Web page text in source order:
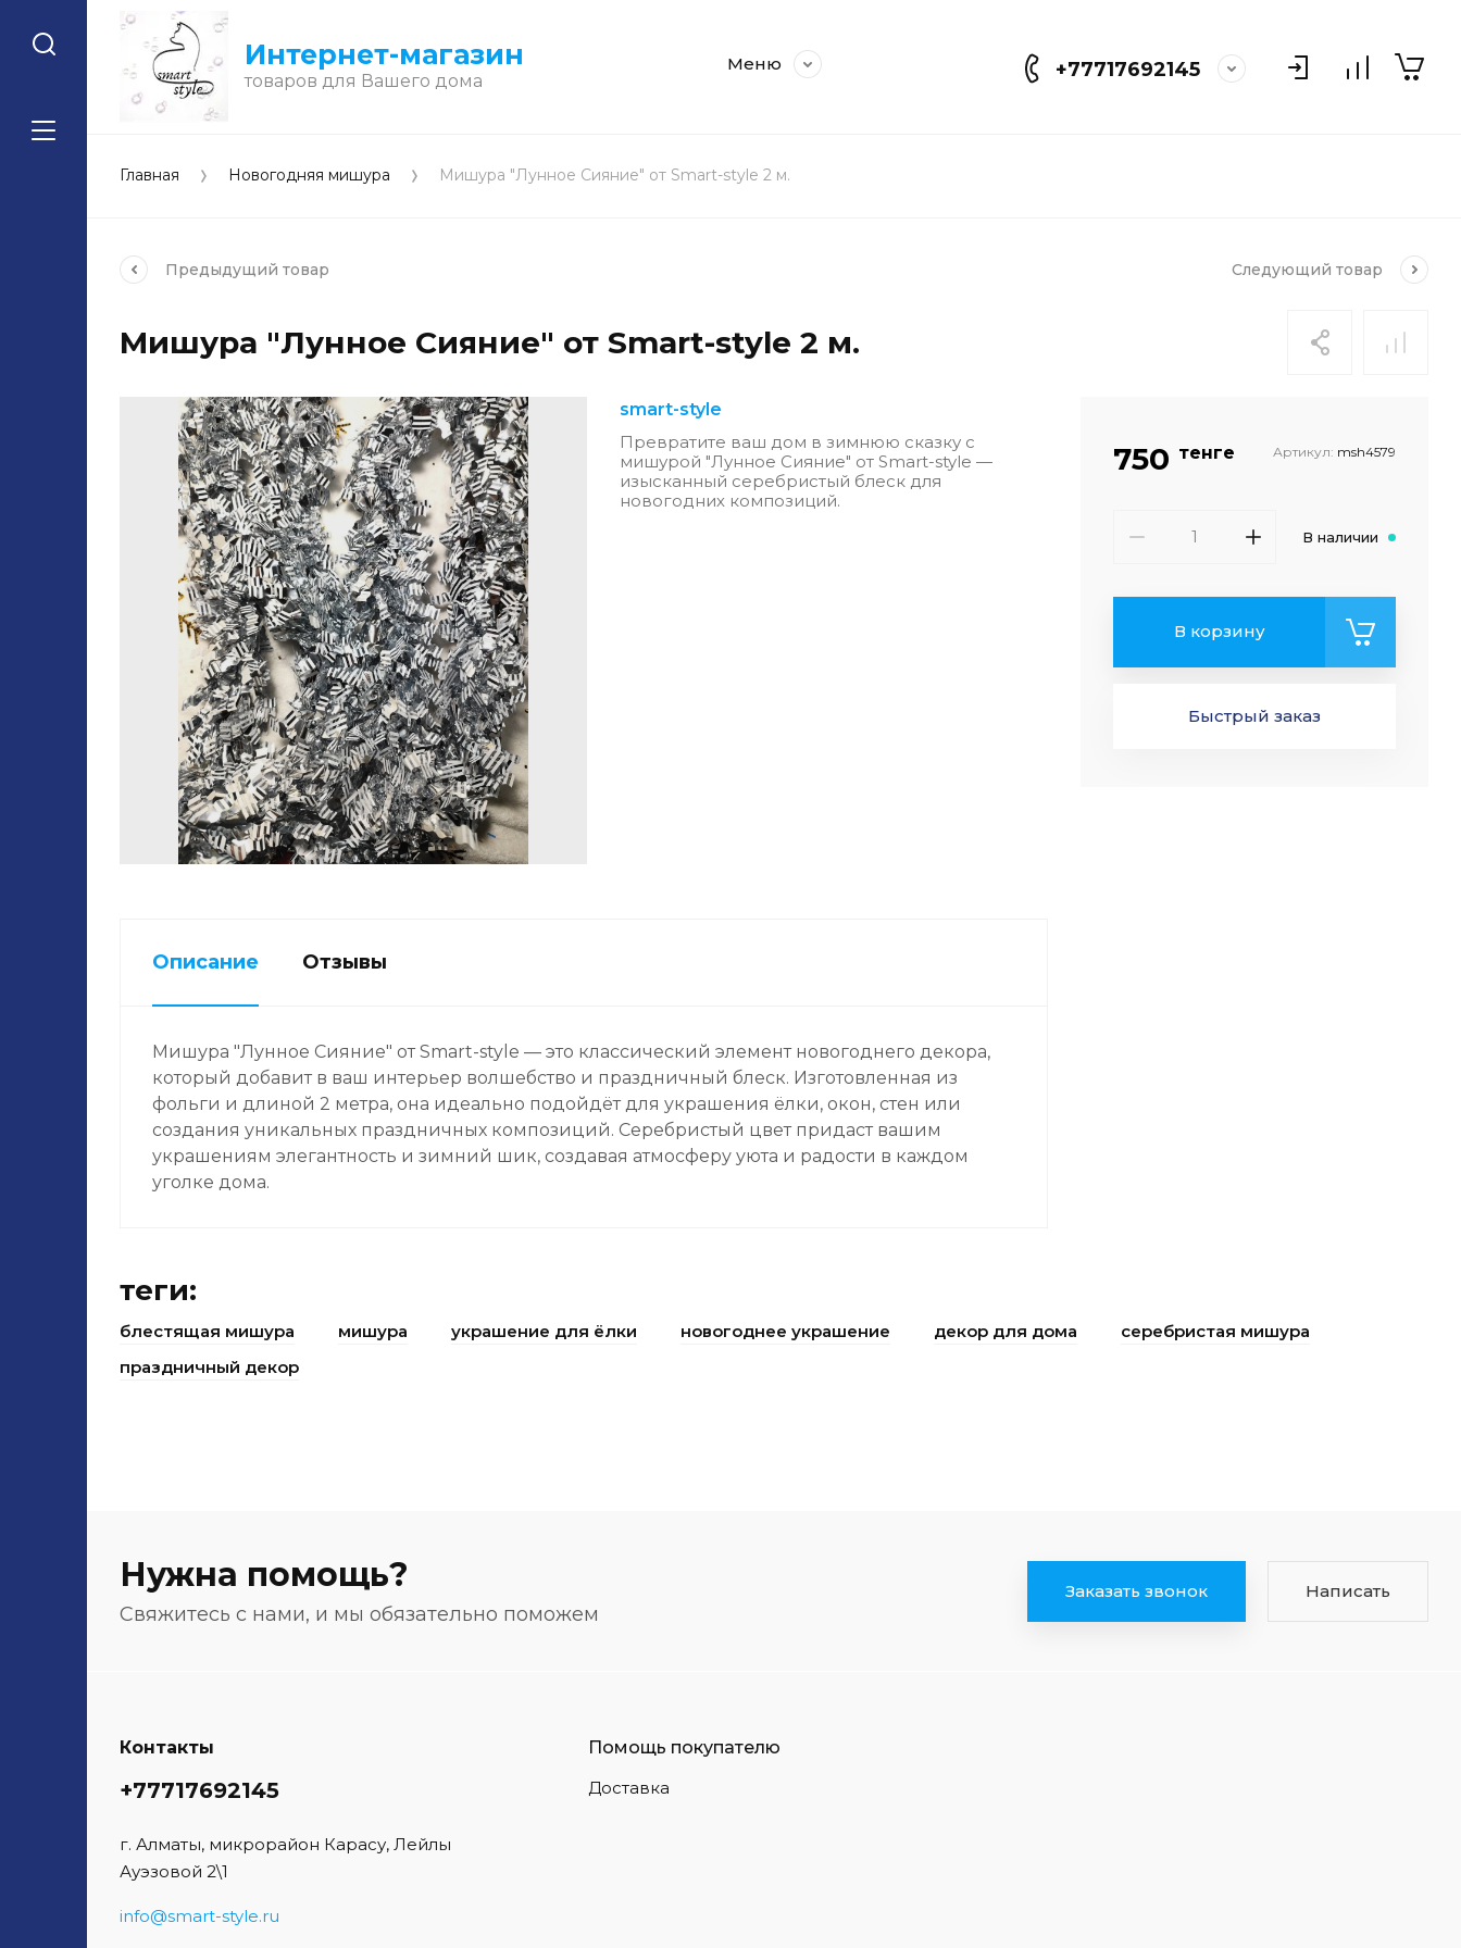
Интернет-магазин
товаров для Вашего дома
Меню +77717692145
Главная Новогодняя мишура Мишура "Лунное Сияние" от Smart-style 2 м.
Предыдущий товар Следующий товар
Мишура "Лунное Сияние" от Smart-style 2 м.
smart-style
Превратите ваш дом в зимнюю сказку с
мишурой "Лунное Сияние" от Smart-style —
изысканный серебристый блеск для
новогодних композиций.
750 тенге Артикул: msh4579
В наличии
В корзину
Быстрый заказ
Описание Отзывы
Мишура "Лунное Сияние" от Smart-style — это классический элемент новогоднего декора,
который добавит в ваш интерьер волшебство и праздничный блеск. Изготовленная из
фольги и длиной 2 метра, она идеально подойдёт для украшения ёлки, окон, стен или
создания уникальных праздничных композиций. Серебристый цвет придаст вашим
украшениям элегантность и зимний шик, создавая атмосферу уюта и радости в каждом
уголке дома.
теги:
блестящая мишура мишура украшение для ёлки новогоднее украшение декор для дома
серебристая мишура
праздничный декор
Нужна помощь?
Свяжитесь с нами, и мы обязательно поможем
Заказать звонок Написать
Контакты
+77717692145
г. Алматы, микрорайон Карасу, Лейлы
Ауэзовой 2\1
info@smart-style.ru
Помощь покупателю
Доставка